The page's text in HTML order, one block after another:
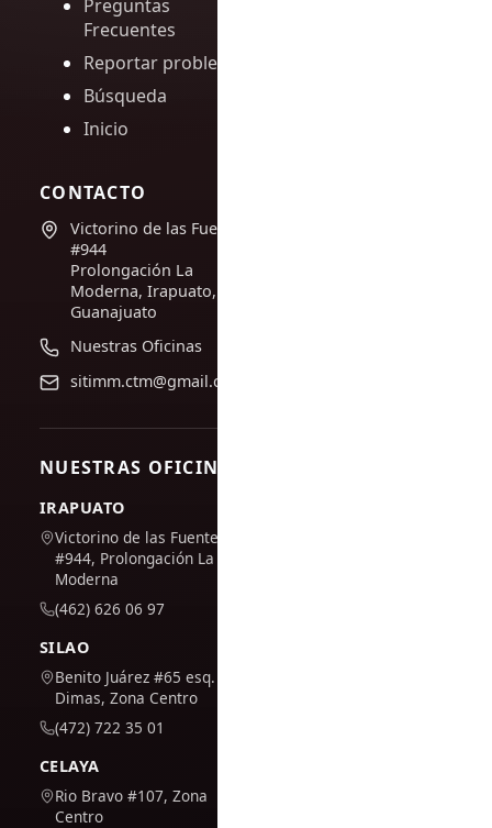
Preguntas
Frecuentes
Reportar problema
Búsqueda
Inicio
CONTACTO
Victorino de las Fuentes
#944
Prolongación La
Moderna, Irapuato,
Guanajuato
Nuestras Oficinas
sitimm.ctm@gmail.com
NUESTRAS OFICINAS
IRAPUATO
Victorino de las Fuentes
#944, Prolongación La
Moderna
(462) 626 06 97
SILAO
Benito Juárez #65 esq. San
Dimas, Zona Centro
(472) 722 35 01
CELAYA
Rio Bravo #107, Zona
Centro